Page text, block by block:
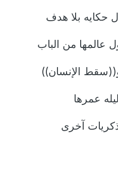
حكايه بلا هدف
عالمها من الباب
الإنسان))
عمرها
آخرى